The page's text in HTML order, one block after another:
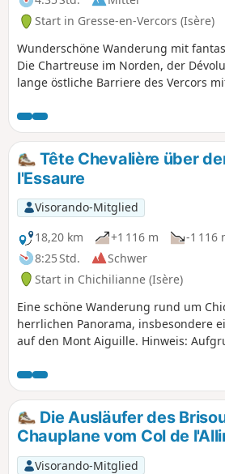
Start in Gresse-en-Vercors (Isère)
Wunderschöne Wanderung mit
Die Chartreuse im Norden, der
lange östliche Barriere des Vercors
Tête Chevalière über
l'Essaure
Visorando-Mitglied
18,20 km
+1 116 m
-1 116
8:25 Std.
Schwer
Start in Chichilianne (Isère)
Eine schöne Wanderung rund um
herrlichen Panorama, insbesondere
auf den Mont Aiguille. Hinweis:
die keine Erfahrung mit
zu empfehlen. Sie sollte außerdem
unternommen werden.
Die Ausläufer des
Chauplane vom Col de
Visorando-Mitglied